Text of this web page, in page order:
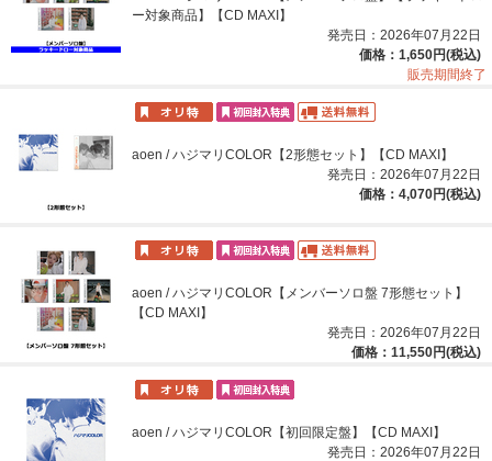
ー対象商品】【CD MAXI】
発売日：2026年07月22日
価格：1,650円(税込)
販売期間終了
aoen / ハジマリCOLOR【2形態セット】【CD MAXI】
発売日：2026年07月22日
価格：4,070円(税込)
aoen / ハジマリCOLOR【メンバーソロ盤 7形態セット】
【CD MAXI】
発売日：2026年07月22日
価格：11,550円(税込)
aoen / ハジマリCOLOR【初回限定盤】【CD MAXI】
発売日：2026年07月22日